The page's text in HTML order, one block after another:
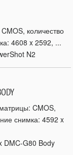
количество
4608 x 2592, ...
N2
CMOS,
снимка: 4592 x
DMC-G80 Body